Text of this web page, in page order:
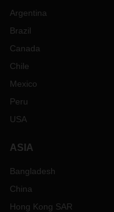
Argentina
Brazil
Canada
Chile
Mexico
Peru
USA
ASIA
Bangladesh
China
Hong Kong SAR